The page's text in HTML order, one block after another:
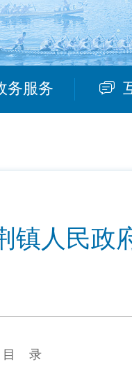
务服务
镇人民政
录